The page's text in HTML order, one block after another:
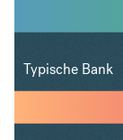
Typische Bank